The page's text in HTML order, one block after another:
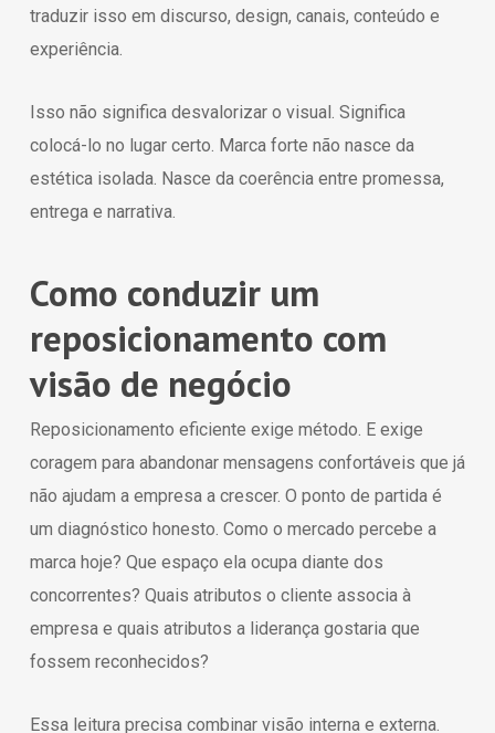
traduzir isso em discurso, design, canais, conteúdo e
experiência.
Isso não significa desvalorizar o visual. Significa
colocá-lo no lugar certo. Marca forte não nasce da
estética isolada. Nasce da coerência entre promessa,
entrega e narrativa.
Como conduzir um
reposicionamento com
visão de negócio
Reposicionamento eficiente exige método. E exige
coragem para abandonar mensagens confortáveis que já
não ajudam a empresa a crescer. O ponto de partida é
um diagnóstico honesto. Como o mercado percebe a
marca hoje? Que espaço ela ocupa diante dos
concorrentes? Quais atributos o cliente associa à
empresa e quais atributos a liderança gostaria que
fossem reconhecidos?
Essa leitura precisa combinar visão interna e externa.